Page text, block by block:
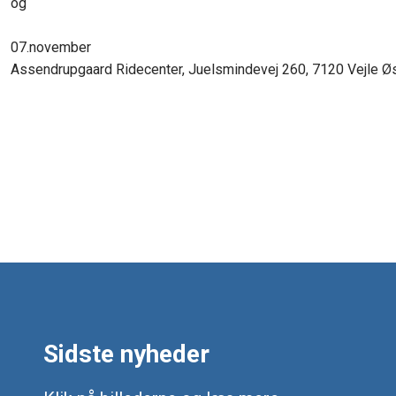
07.november
​Assendrupgaard Ridecenter, Juelsmindevej 260, 7120 Vejle
Sidste nyheder